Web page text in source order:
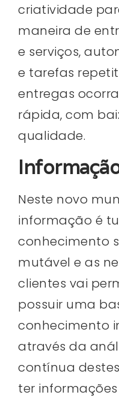
criatividade
maneira de
e serviços,
e tarefas
entregas
rápida, com
qualidade.
Neste novo
informação é
conhecimento
mutável e as
clientes vai
possuir uma
conhecimento
através da
contínua
ter